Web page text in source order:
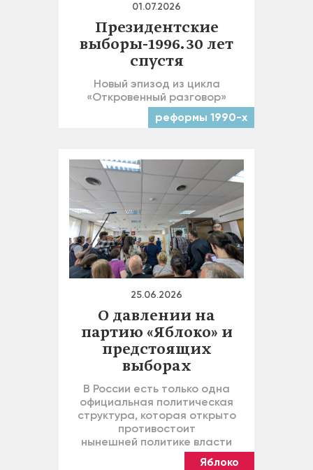
01.07.2026
Президентские
выборы-1996. 30 лет
спустя
Новый эпизод из цикла
«Откровенный разговор»
реформы 1990-х
25.06.2026
О давлении на
партию «Яблоко» и
предстоящих
выборах
В России есть только одна
официальная политическая
структура, которая открыто
противостоит
нынешней политике власти
Яблоко